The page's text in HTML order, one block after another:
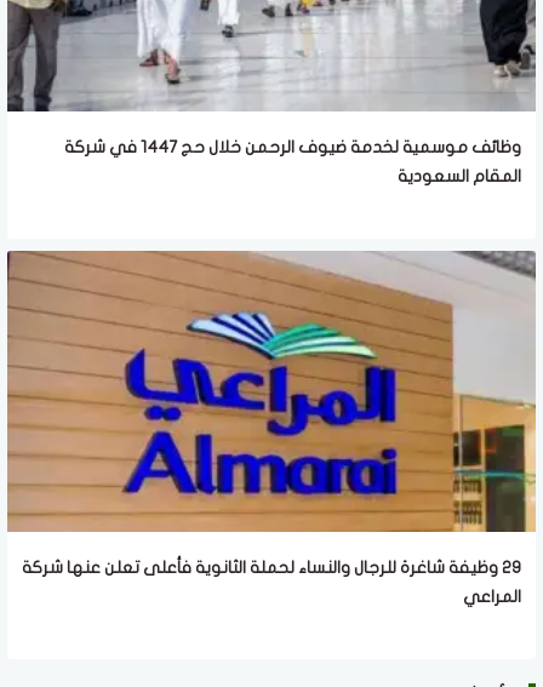
وظائف موسمية لخدمة ضيوف الرحمن خلال حج 1447 في شركة
المقام السعودية
29 وظيفة شاغرة للرجال والنساء لحملة الثانوية فأعلى تعلن عنها شركة
المراعي